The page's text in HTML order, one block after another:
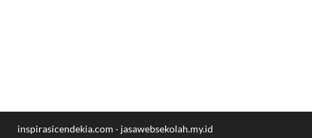
inspirasicendekia.com · jasawebsekolah.my.id